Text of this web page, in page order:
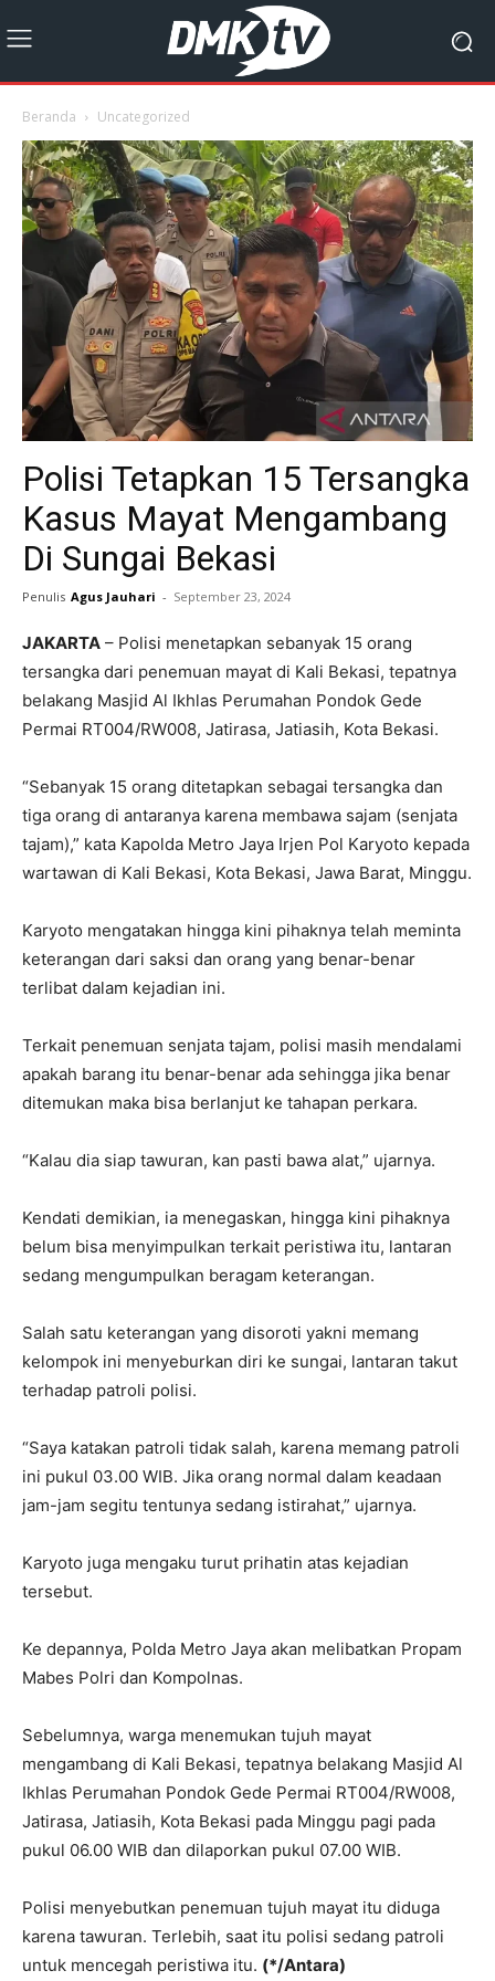
Beranda Uncategorized
Polisi Tetapkan 15 Tersangka
Kasus Mayat Mengambang
Di Sungai Bekasi
Penulis Agus Jauhari - September 23, 2024
JAKARTA – Polisi menetapkan sebanyak 15 orang
tersangka dari penemuan mayat di Kali Bekasi, tepatnya
belakang Masjid Al Ikhlas Perumahan Pondok Gede
Permai RT004/RW008, Jatirasa, Jatiasih, Kota Bekasi.
“Sebanyak 15 orang ditetapkan sebagai tersangka dan
tiga orang di antaranya karena membawa sajam (senjata
tajam),” kata Kapolda Metro Jaya Irjen Pol Karyoto kepada
wartawan di Kali Bekasi, Kota Bekasi, Jawa Barat, Minggu.
Karyoto mengatakan hingga kini pihaknya telah meminta
keterangan dari saksi dan orang yang benar-benar
terlibat dalam kejadian ini.
Terkait penemuan senjata tajam, polisi masih mendalami
apakah barang itu benar-benar ada sehingga jika benar
ditemukan maka bisa berlanjut ke tahapan perkara.
“Kalau dia siap tawuran, kan pasti bawa alat,” ujarnya.
Kendati demikian, ia menegaskan, hingga kini pihaknya
belum bisa menyimpulkan terkait peristiwa itu, lantaran
sedang mengumpulkan beragam keterangan.
Salah satu keterangan yang disoroti yakni memang
kelompok ini menyeburkan diri ke sungai, lantaran takut
terhadap patroli polisi.
“Saya katakan patroli tidak salah, karena memang patroli
ini pukul 03.00 WIB. Jika orang normal dalam keadaan
jam-jam segitu tentunya sedang istirahat,” ujarnya.
Karyoto juga mengaku turut prihatin atas kejadian
tersebut.
Ke depannya, Polda Metro Jaya akan melibatkan Propam
Mabes Polri dan Kompolnas.
Sebelumnya, warga menemukan tujuh mayat
mengambang di Kali Bekasi, tepatnya belakang Masjid Al
Ikhlas Perumahan Pondok Gede Permai RT004/RW008,
Jatirasa, Jatiasih, Kota Bekasi pada Minggu pagi pada
pukul 06.00 WIB dan dilaporkan pukul 07.00 WIB.
Polisi menyebutkan penemuan tujuh mayat itu diduga
karena tawuran. Terlebih, saat itu polisi sedang patroli
untuk mencegah peristiwa itu. (*/Antara)